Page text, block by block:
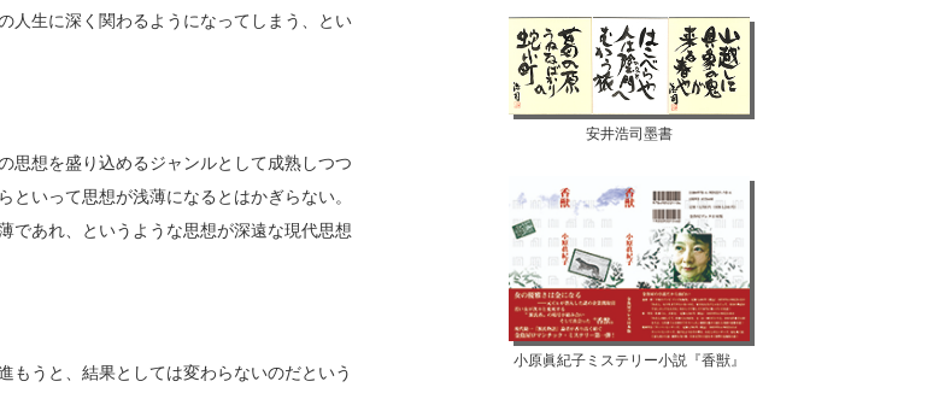
人生に深く関わるようになってしまう、とい
想を盛り込めるジャンルとして成熟しつつ
いって思想が浅薄になるとはかぎらない。
であれ、というような思想が深遠な現代思想
うと、結果としては変わらないのだという
安井浩司墨書
小原眞紀子ミステリー小説『香獣』